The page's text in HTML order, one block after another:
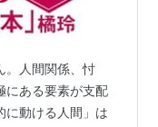
。人間関係、忖
にある要素が支配
に動ける人間」は